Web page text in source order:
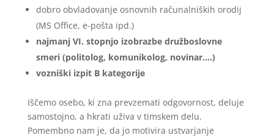
dobro obvladovanje osnovnih računalniških orodij
(MS Office, e-pošta ipd.)
najmanj VI. stopnjo izobrazbe družboslovne
smeri (politolog, komunikolog, novinar….)
vozniški izpit B kategorije
Iščemo osebo, ki zna prevzemati odgovornost, deluje
samostojno, a hkrati uživa v timskem delu.
Pomembno nam je, da jo motivira ustvarjanje